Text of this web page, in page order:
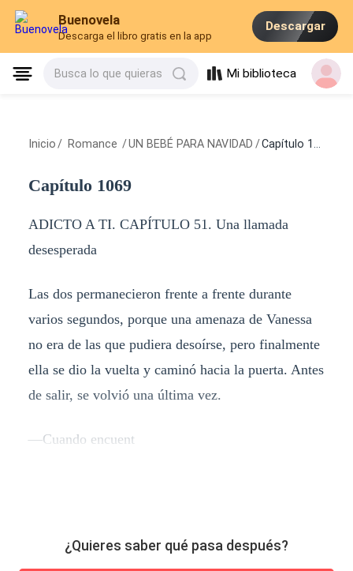
Buenovela
Descarga el libro gratis en la app
Descargar
Busca lo que quieras Mi biblioteca
Inicio / Romance /UN BEBÉ PARA NAVIDAD /Capítulo 1069
Capítulo 1069
ADICTO A TI. CAPÍTULO 51. Una llamada
desesperada
Las dos permanecieron frente a frente durante
varios segundos, porque una amenaza de Vanessa
no era de las que pudiera desoírse, pero finalmente
ella se dio la vuelta y caminó hacia la puerta. Antes
de salir, se volvió una última vez.
—Cuando encuent
¿Quieres saber qué pasa después?